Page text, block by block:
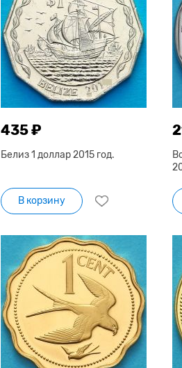
435 ₽
Белиз 1 доллар 2015 год.
В корзину